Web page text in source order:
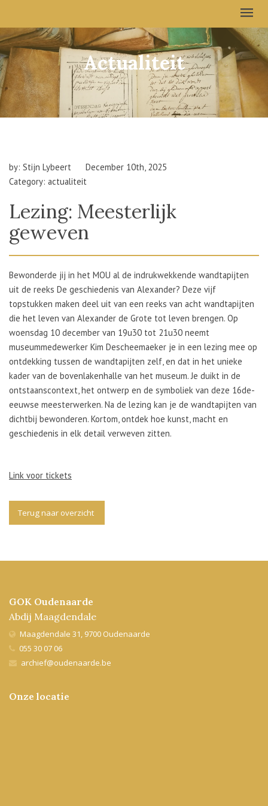
Actualiteit
by: Stijn Lybeert
December 10th, 2025
Category: actualiteit
Lezing: Meesterlijk
geweven
Bewonderde jij in het MOU al de indrukwekkende wandtapijten
uit de reeks De geschiedenis van Alexander? Deze vijf
topstukken maken deel uit van een reeks van acht wandtapijten
die het leven van Alexander de Grote tot leven brengen. Op
woensdag 10 december van 19u30 tot 21u30 neemt
museummedewerker Kim Descheemaeker je in een lezing mee op
ontdekking tussen de wandtapijten zelf, en dat in het unieke
kader van de bovenlakenhalle van het museum. Je duikt in de
ontstaanscontext, het ontwerp en de symboliek van deze 16de-
eeuwse meesterwerken. Na de lezing kan je de wandtapijten van
dichtbij bewonderen. Kortom, ontdek hoe kunst, macht en
geschiedenis in elk detail verweven zitten.
Link voor tickets
Terug naar overzicht
GOK Oudenaarde
Abdij Maagdendale
Maagdendale 31, 9700 Oudenaarde
055 30 07 06
archief@oudenaarde.be
Onze locatie